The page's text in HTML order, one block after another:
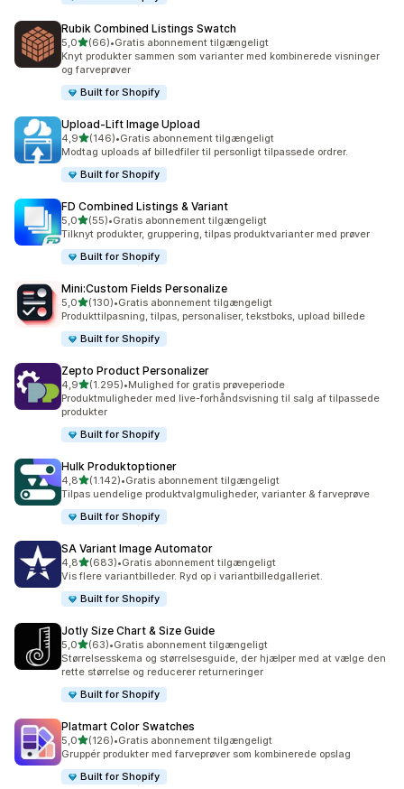
Rubik Combined Listings Swatch
5,0ud af 5 stjerner
(66)
66 anmeldelser i alt
•Gratis abonnement tilgængeligt
Knyt produkter sammen som varianter med kombinerede visninger
og farveprøver
Built for Shopify
Upload‑Lift Image Upload
4,9ud af 5 stjerner
(146)
146 anmeldelser i alt
•Gratis abonnement tilgængeligt
Modtag uploads af billedfiler til personligt tilpassede ordrer.
Built for Shopify
FD Combined Listings & Variant
5,0ud af 5 stjerner
(55)
55 anmeldelser i alt
•Gratis abonnement tilgængeligt
Tilknyt produkter, gruppering, tilpas produktvarianter med prøver
Built for Shopify
Mini:Custom Fields Personalize
5,0ud af 5 stjerner
(130)
130 anmeldelser i alt
•Gratis abonnement tilgængeligt
Produkttilpasning, tilpas, personaliser, tekstboks, upload billede
Built for Shopify
Zepto Product Personalizer
4,9ud af 5 stjerner
(1.295)
1295 anmeldelser i alt
•Mulighed for gratis prøveperiode
Produktmuligheder med live-forhåndsvisning til salg af tilpassede
produkter
Built for Shopify
Hulk Produktoptioner
4,8ud af 5 stjerner
(1.142)
1142 anmeldelser i alt
•Gratis abonnement tilgængeligt
Tilpas uendelige produktvalgmuligheder, varianter & farveprøve
Built for Shopify
SA Variant Image Automator
4,8ud af 5 stjerner
(683)
683 anmeldelser i alt
•Gratis abonnement tilgængeligt
Vis flere variantbilleder. Ryd op i variantbilledgalleriet.
Built for Shopify
Jotly Size Chart & Size Guide
5,0ud af 5 stjerner
(63)
63 anmeldelser i alt
•Gratis abonnement tilgængeligt
Størrelsesskema og størrelsesguide, der hjælper med at vælge den
rette størrelse og reducerer returneringer
Built for Shopify
Platmart Color Swatches
5,0ud af 5 stjerner
(126)
126 anmeldelser i alt
•Gratis abonnement tilgængeligt
Gruppér produkter med farveprøver som kombinerede opslag
Built for Shopify